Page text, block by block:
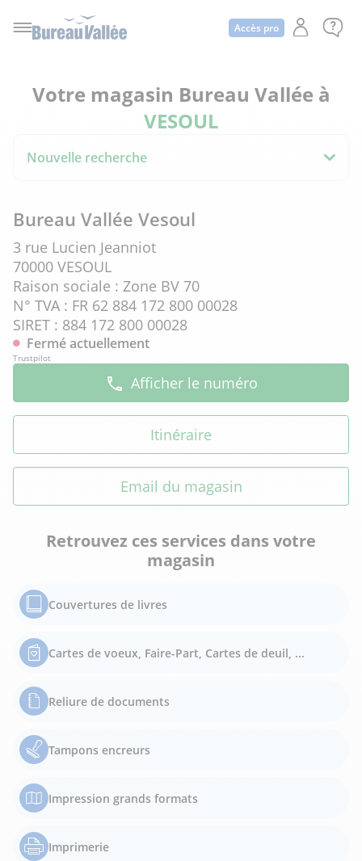
Accès pro
Votre magasin Bureau Vallée à
VESOUL
Nouvelle recherche
Bureau Vallée Vesoul
3 rue Lucien Jeanniot
70000 VESOUL
Raison sociale : Zone BV 70
N° TVA : FR 62 884 172 800 00028
SIRET : 884 172 800 00028
Fermé actuellement
Trustpilot
Afficher le numéro
Itinéraire
Email du magasin
Retrouvez ces services dans votre
magasin
Couvertures de livres
Cartes de voeux, Faire-Part, Cartes de deuil, ...
Reliure de documents
Tampons encreurs
Impression grands formats
Imprimerie